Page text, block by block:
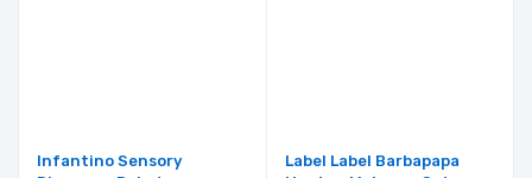
Infantino Sensory
Label Label Barbapapa